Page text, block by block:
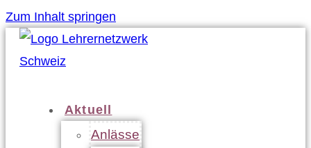
Zum Inhalt springen
Aktuell
Anlässe